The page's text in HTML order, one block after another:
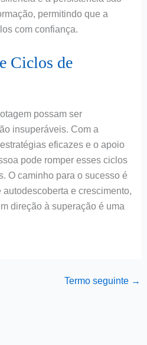
permitindo que a
com confiança.
Ciclos de
possam ser
insuperáveis. Com a
eficazes e o apoio
pode romper esses ciclos
O caminho para o sucesso é
e crescimento,
direção à superação é uma
Termo seguinte →